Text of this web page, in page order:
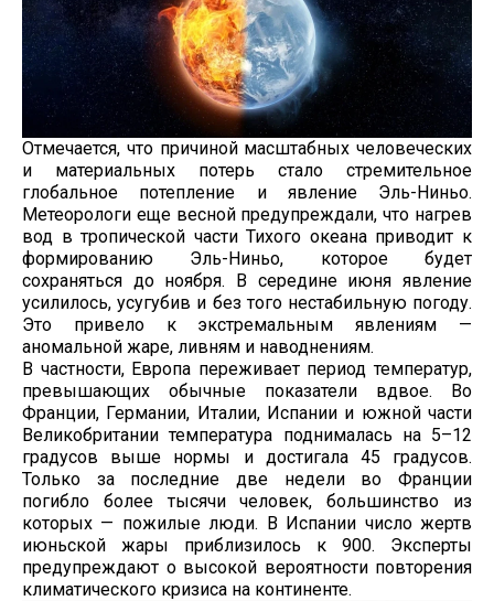
Отмечается, что причиной масштабных человеческих
и материальных потерь стало стремительное
глобальное потепление и явление Эль-Ниньо.
Метеорологи еще весной предупреждали, что нагрев
вод в тропической части Тихого океана приводит к
формированию Эль-Ниньо, которое будет
сохраняться до ноября. В середине июня явление
усилилось, усугубив и без того нестабильную погоду.
Это привело к экстремальным явлениям —
аномальной жаре, ливням и наводнениям.
В частности, Европа переживает период температур,
превышающих обычные показатели вдвое. Во
Франции, Германии, Италии, Испании и южной части
Великобритании температура поднималась на 5–12
градусов выше нормы и достигала 45 градусов.
Только за последние две недели во Франции
погибло более тысячи человек, большинство из
которых — пожилые люди. В Испании число жертв
июньской жары приблизилось к 900. Эксперты
предупреждают о высокой вероятности повторения
климатического кризиса на континенте.